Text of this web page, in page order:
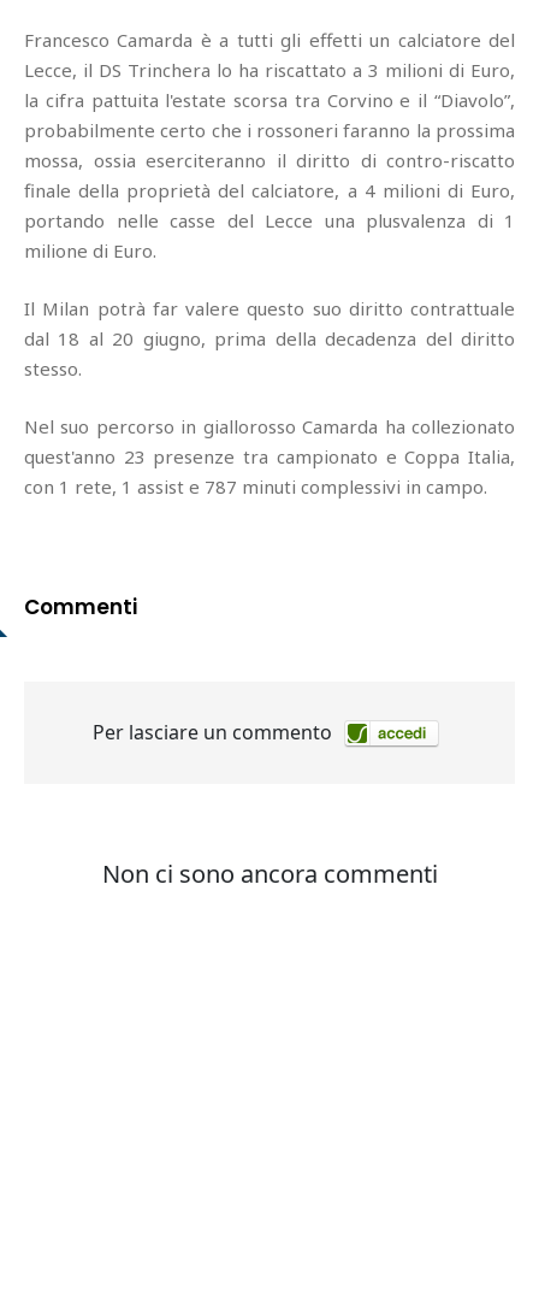
Francesco Camarda è a tutti gli effetti un calciatore del
Lecce, il DS Trinchera lo ha riscattato a 3 milioni di Euro,
la cifra pattuita l'estate scorsa tra Corvino e il “Diavolo”,
probabilmente certo che i rossoneri faranno la prossima
mossa, ossia eserciteranno il diritto di contro-riscatto
finale della proprietà del calciatore, a 4 milioni di Euro,
portando nelle casse del Lecce una plusvalenza di 1
milione di Euro.
Il Milan potrà far valere questo suo diritto contrattuale
dal 18 al 20 giugno, prima della decadenza del diritto
stesso.
Nel suo percorso in giallorosso Camarda ha collezionato
quest'anno 23 presenze tra campionato e Coppa Italia,
con 1 rete, 1 assist e 787 minuti complessivi in campo.
Commenti